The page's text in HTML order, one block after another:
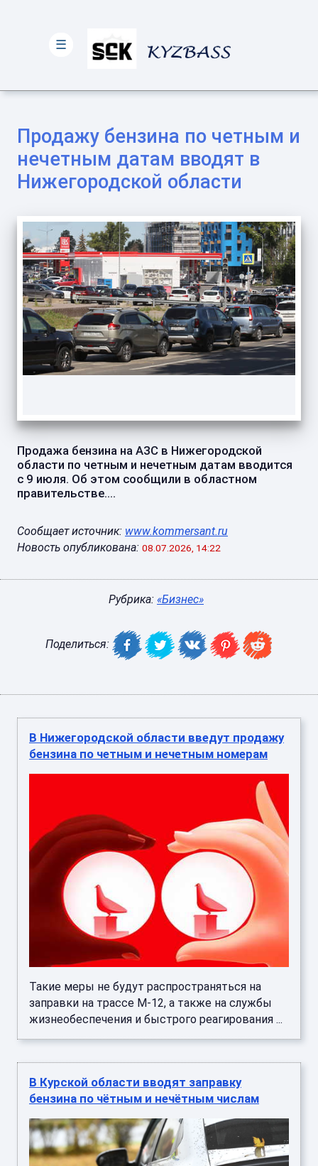
Продажу бензина по четным и
нечетным датам вводят в
Нижегородской области
Продажа бензина на АЗС в Нижегородской
области по четным и нечетным датам вводится
с 9 июля. Об этом сообщили в областном
правительстве....
Сообщает источник: www.kommersant.ru
Новость опубликована: 08.07.2026, 14:22
Рубрика: «Бизнес»
Поделиться:
В Нижегородской области введут продажу
бензина по четным и нечетным номерам
Такие меры не будут распространяться на
заправки на трассе М-12, а также на службы
жизнеобеспечения и быстрого реагирования ...
В Курской области вводят заправку
бензина по чётным и нечётным числам
☰